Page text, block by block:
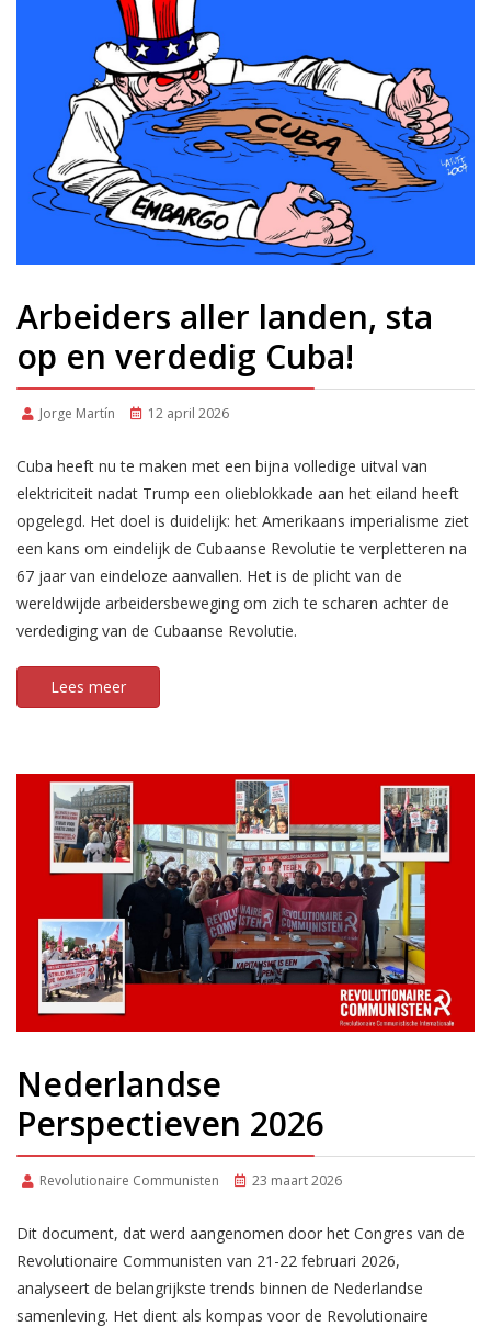
Arbeiders aller landen, sta
op en verdedig Cuba!
Jorge Martín 12 april 2026
Cuba heeft nu te maken met een bijna volledige uitval van
elektriciteit nadat Trump een olieblokkade aan het eiland heeft
opgelegd. Het doel is duidelijk: het Amerikaans imperialisme ziet
een kans om eindelijk de Cubaanse Revolutie te verpletteren na
67 jaar van eindeloze aanvallen. Het is de plicht van de
wereldwijde arbeidersbeweging om zich te scharen achter de
verdediging van de Cubaanse Revolutie.
Lees meer
Nederlandse
Perspectieven 2026
Revolutionaire Communisten 23 maart 2026
Dit document, dat werd aangenomen door het Congres van de
Revolutionaire Communisten van 21-22 februari 2026,
analyseert de belangrijkste trends binnen de Nederlandse
samenleving. Het dient als kompas voor de Revolutionaire